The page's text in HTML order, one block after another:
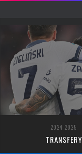
2024-2025
TRANSFERY